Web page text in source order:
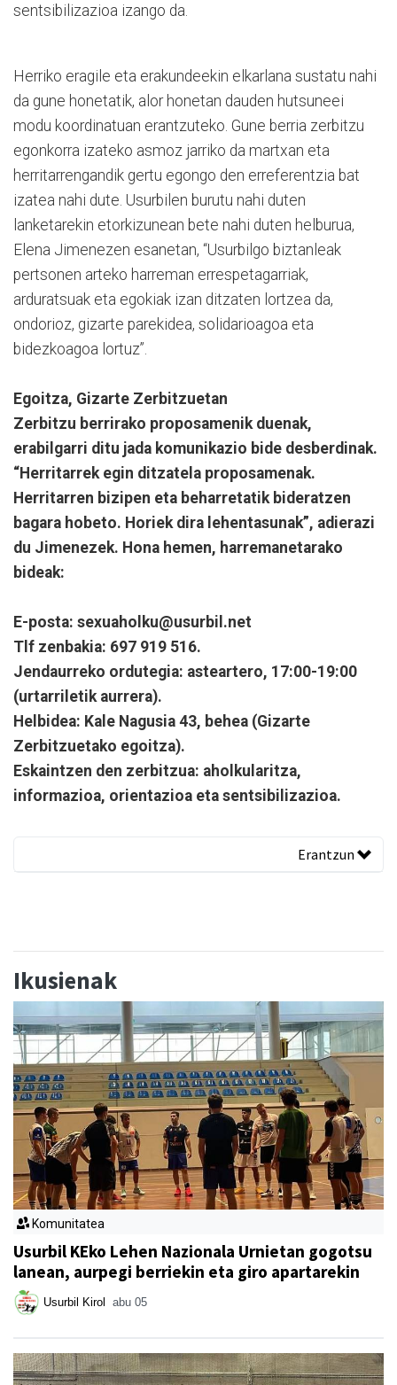
sentsibilizazioa izango da.
Herriko eragile eta erakundeekin elkarlana sustatu nahi
da gune honetatik, alor honetan dauden hutsuneei
modu koordinatuan erantzuteko. Gune berria zerbitzu
egonkorra izateko asmoz jarriko da martxan eta
herritarrengandik gertu egongo den erreferentzia bat
izatea nahi dute. Usurbilen burutu nahi duten
lanketarekin etorkizunean bete nahi duten helburua,
Elena Jimenezen esanetan, “Usurbilgo biztanleak
pertsonen arteko harreman errespetagarriak,
arduratsuak eta egokiak izan ditzaten lortzea da,
ondorioz, gizarte parekidea, solidarioagoa eta
bidezkoagoa lortuz”.
Egoitza, Gizarte Zerbitzuetan
Zerbitzu berrirako proposamenik duenak,
erabilgarri ditu jada komunikazio bide desberdinak.
“Herritarrek egin ditzatela proposamenak.
Herritarren bizipen eta beharretatik bideratzen
bagara hobeto. Horiek dira lehentasunak”, adierazi
du Jimenezek. Hona hemen, harremanetarako
bideak:
E-posta: sexuaholku@usurbil.net
Tlf zenbakia: 697 919 516.
Jendaurreko ordutegia: asteartero, 17:00-19:00
(urtarriletik aurrera).
Helbidea: Kale Nagusia 43, behea (Gizarte
Zerbitzuetako egoitza).
Eskaintzen den zerbitzua: aholkularitza,
informazioa, orientazioa eta sentsibilizazioa.
Erantzun
Ikusienak
Komunitatea
Usurbil KEko Lehen Nazionala Urnietan gogotsu
lanean, aurpegi berriekin eta giro apartarekin
Usurbil Kirol abu 05